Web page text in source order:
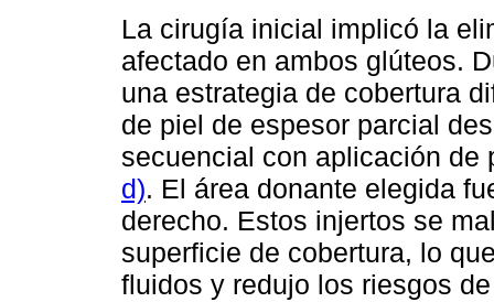
La cirugía inicial implicó la
afectado en ambos glúteos.
una estrategia de cobertura
de piel de espesor parcial
secuencial con aplicación
d). El área donante elegida
derecho. Estos injertos se
superficie de cobertura, lo
fluidos y redujo los riesgos